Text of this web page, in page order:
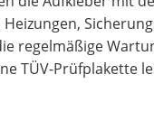
regelmäßige
TÜV-Prüfplakette